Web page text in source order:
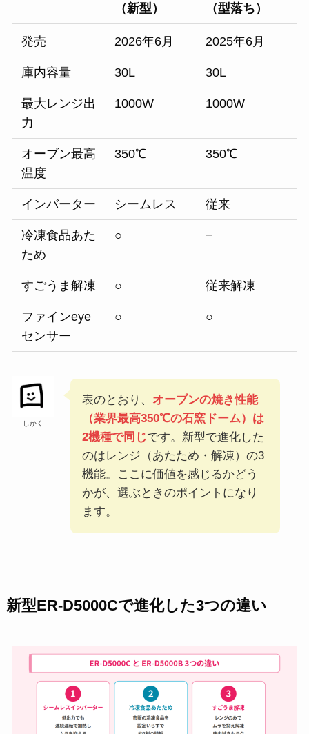
（新型）
（型落ち）
発売 2026年6月 2025年6月
庫内容量 30L 30L
最大レンジ出
力
1000W 1000W
オーブン最高
温度
350℃ 350℃
インバーター シームレス 従来
冷凍食品あた
ため
○ −
すごうま解凍 ○ 従来解凍
ファインeye
センサー
○ ○
しかく
表のとおり、 オーブンの焼き性能
（業界最高350℃の石窯ドーム）は
2機種で同じです。新型で進化した
のはレンジ（あたため・解凍）の3
機能。ここに価値を感じるかどう
かが、選ぶときのポイントになり
ます。
新型ER-D5000Cで進化した3つの違い